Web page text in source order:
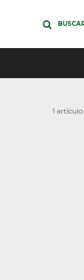
1 artículo